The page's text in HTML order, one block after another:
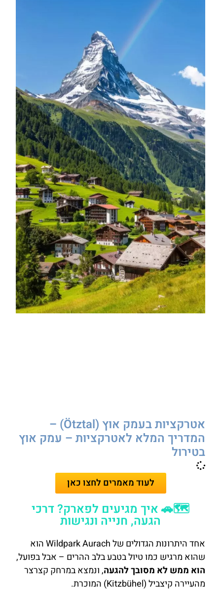
אטרקציות בעמק אוץ (Ötztal) –
המדריך המלא לאטרקציות – עמק אוץ
בטירול
לעוד מאמרים לחצו כאן
🗺️🚗 איך מגיעים לפארק? דרכי
הגעה, חנייה ונגישות
אחד היתרונות הגדולים של Wildpark Aurach הוא
שהוא מרגיש כמו טיול בטבע בלב ההרים – אבל בפועל,
הוא ממש לא מסובך להגעה, ונמצא במרחק קצרצר
מהעיירה קיצביל (Kitzbühel) המוכרת.